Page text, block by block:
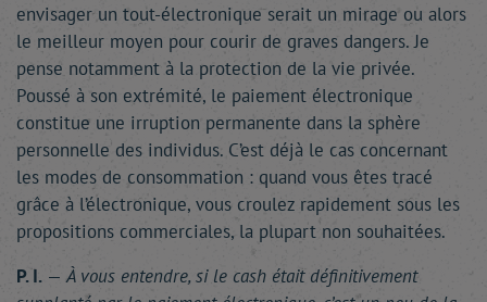
envisager un tout-électronique serait un mirage ou alors
le meilleur moyen pour courir de graves dangers. Je
pense notamment à la protection de la vie privée.
Poussé à son extrémité, le paiement électronique
constitue une irruption permanente dans la sphère
personnelle des individus. C’est déjà le cas concernant
les modes de consommation : quand vous êtes tracé
grâce à l’électronique, vous croulez rapidement sous les
propositions commerciales, la plupart non souhaitées.
P. I. —À vous entendre, si le cash était définitivement